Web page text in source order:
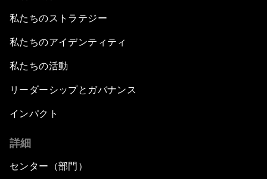
私たちのストラテジー
私たちのアイデンティティ
私たちの活動
リーダーシップとガバナンス
インパクト
詳細
センター（部門）